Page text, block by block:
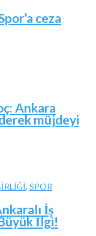
ceza
Ankara
müjdeyi
, SPOR
İş
İlgi!